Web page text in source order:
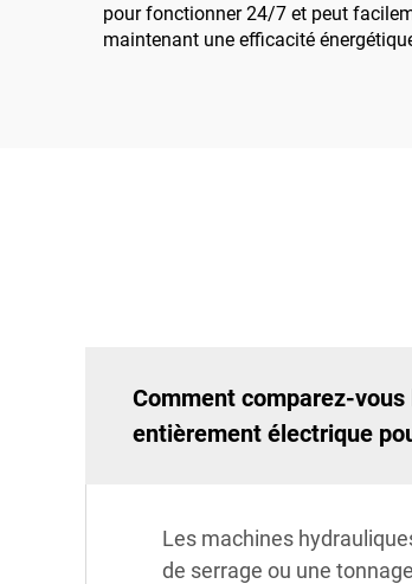
pour fonctionner 24/7 et peut
maintenant une efficacité
Comment comparez-
entièrement électrique
Les machines
de serrage ou une